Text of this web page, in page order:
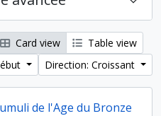
Card view
Table view
Direction: Croissant
de l'Age du Bronze